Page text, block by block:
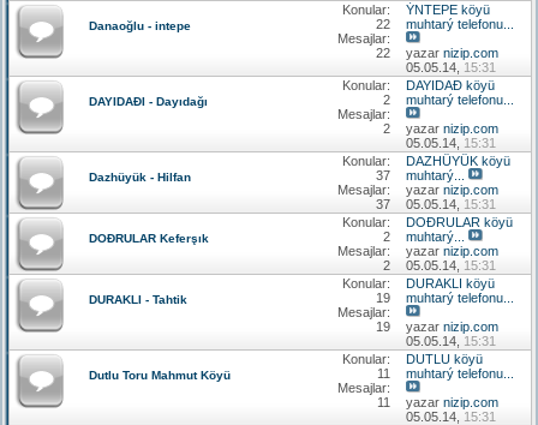
Danaoğlu - intepe
Konular:
22
Mesajlar:
22
ÝNTEPE köyü
muhtarý telefonu...
yazar nizip.com
05.05.14, 15:31
DAYIDAÐI - Dayıdağı
Konular:
2
Mesajlar:
2
DAYIDAÐ köyü
muhtarý telefonu...
yazar nizip.com
05.05.14, 15:31
Dazhüyük - Hilfan
Konular:
37
Mesajlar:
37
DAZHÜYÜK köyü
muhtarý...
yazar nizip.com
05.05.14, 15:31
DOÐRULAR Keferşık
Konular:
2
Mesajlar:
2
DOÐRULAR köyü
muhtarý...
yazar nizip.com
05.05.14, 15:31
DURAKLI - Tahtik
Konular:
19
Mesajlar:
19
DURAKLI köyü
muhtarý telefonu...
yazar nizip.com
05.05.14, 15:31
Dutlu Toru Mahmut Köyü
Konular:
11
Mesajlar:
11
DUTLU köyü
muhtarý telefonu...
yazar nizip.com
05.05.14, 15:31